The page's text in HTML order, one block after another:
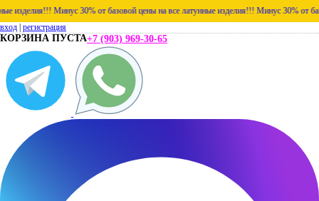
Минус 30% от базовой цены на все латунные изделия!!! Минус 30% от
вход регистрация
КОРЗИНА ПУСТА+7 (903) 969-30-65